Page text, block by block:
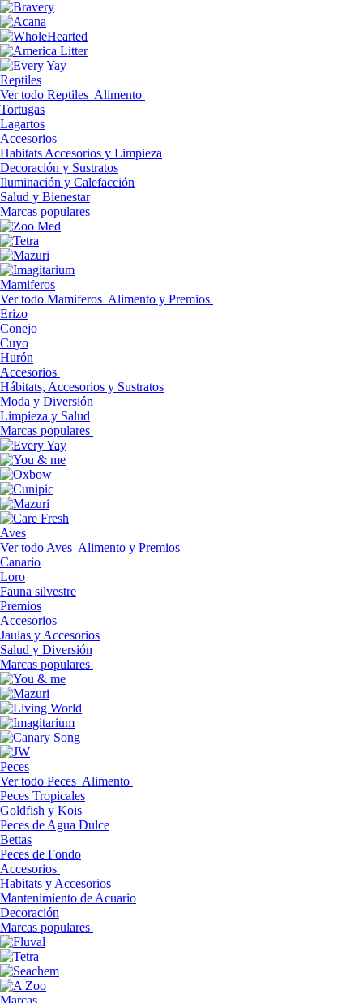
Reptiles
Ver todo Reptiles Alimento
Tortugas
Lagartos
Accesorios
Habitats Accesorios y Limpieza
Decoración y Sustratos
Iluminación y Calefacción
Salud y Bienestar
Marcas populares
Mamiferos
Ver todo Mamiferos Alimento y Premios
Erizo
Conejo
Cuyo
Hurón
Accesorios
Hábitats, Accesorios y Sustratos
Moda y Diversión
Limpieza y Salud
Marcas populares
Aves
Ver todo Aves Alimento y Premios
Canario
Loro
Fauna silvestre
Premios
Accesorios
Jaulas y Accesorios
Salud y Diversión
Marcas populares
Peces
Ver todo Peces Alimento
Peces Tropicales
Goldfish y Kois
Peces de Agua Dulce
Bettas
Peces de Fondo
Accesorios
Habitats y Accesorios
Mantenimiento de Acuario
Decoración
Marcas populares
Marcas